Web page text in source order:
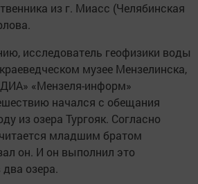
из г. Миасс (Челябинская
исследователь геофизики воды
музее Мензелинска,
«Мензеля-информ»
начался с обещания
из озера Тургояк. Согласно
младшим братом
он. И он выполнил это
озера.